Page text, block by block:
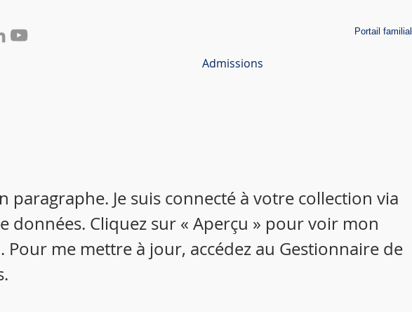
Portail familial
Admissions
paragraphe. Je suis connecté à votre collection via
données. Cliquez sur « Aperçu » pour voir mon
Pour me mettre à jour, accédez au Gestionnaire de